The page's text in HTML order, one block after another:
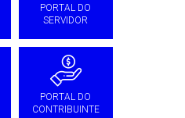
PORTAL DO
SERVIDOR
PORTAL DO
CONTRIBUINTE